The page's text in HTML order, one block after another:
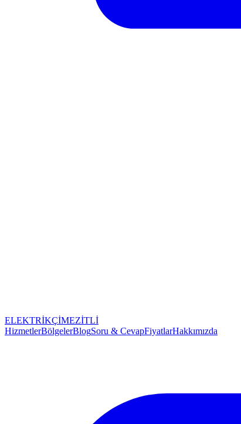
ELEKTRİKÇİMEZİTLİ
HizmetlerBölgelerBlogSoru & CevapFiyatlarHakkımızda